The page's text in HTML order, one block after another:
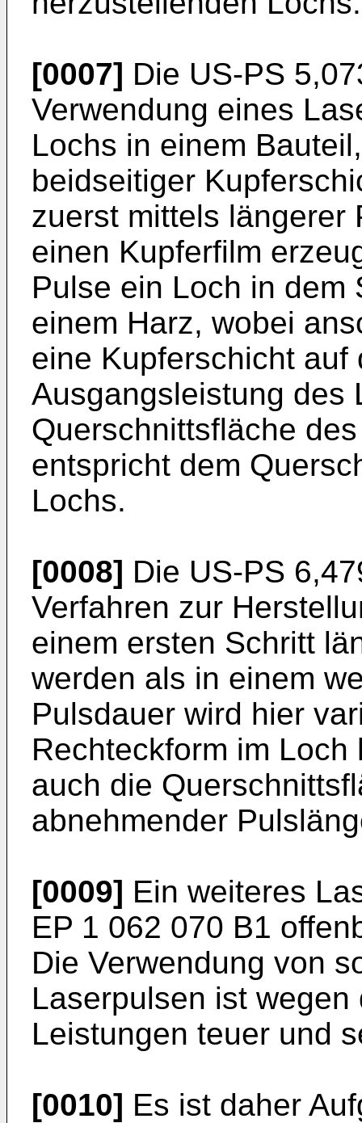
[0007] Die US-PS
Verwendung eines
Lochs in einem
beidseitiger
zuerst mittels längerer
einen Kupferfilm
Pulse ein Loch in dem
einem Harz, wobei
eine Kupferschicht
Ausgangsleistung des
Querschnittsfläche
entspricht dem
Lochs.
[0008] Die US-PS
Verfahren zur
einem ersten Schritt
werden als in einem
Pulsdauer wird hier
Rechteckform im
auch die
abnehmender
[0009] Ein weiteres
EP 1 062 070 B1
Die Verwendung von
Laserpulsen ist
Leistungen teuer und
[0010] Es ist daher